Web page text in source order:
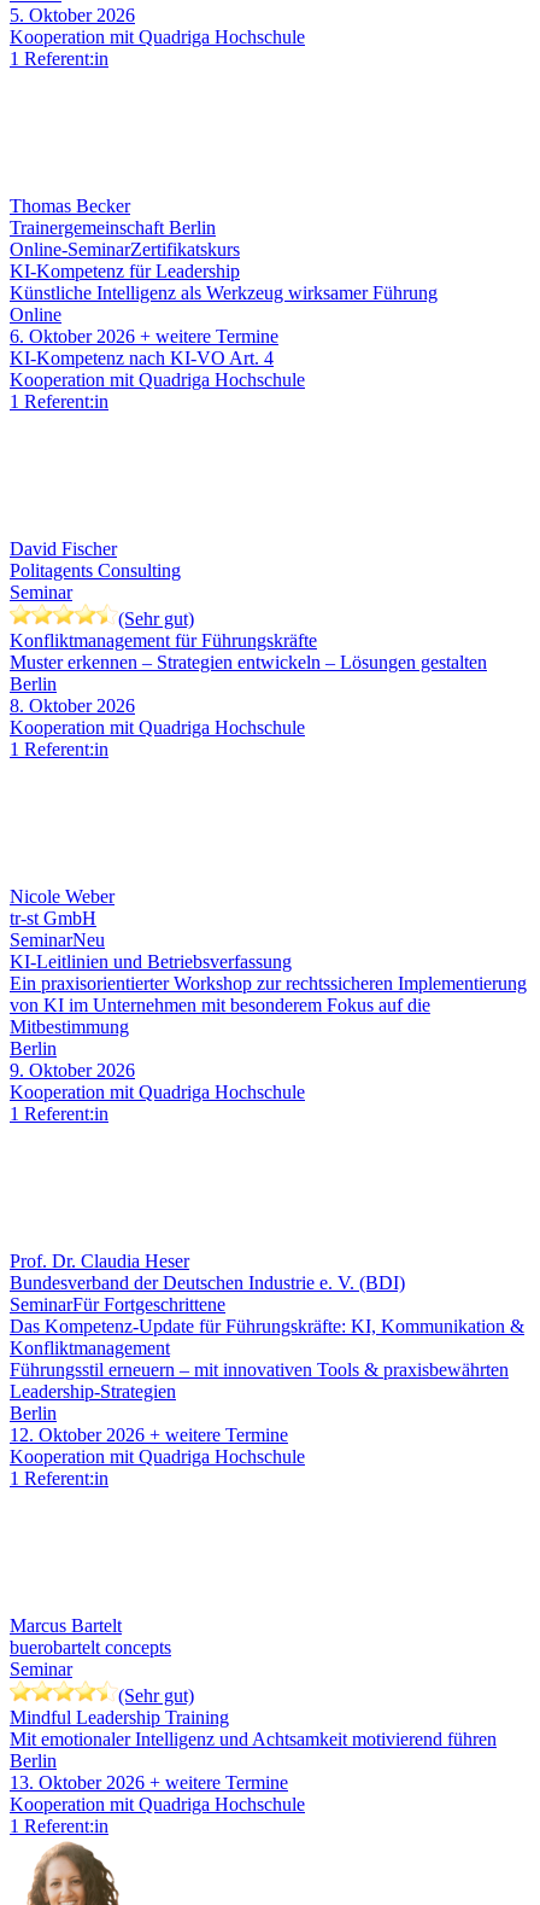
5. Oktober 2026
Kooperation mit Quadriga Hochschule
1 Referent:in
Thomas Becker
Trainergemeinschaft Berlin
Online-SeminarZertifikatskurs
KI-Kompetenz für Leadership
Künstliche Intelligenz als Werkzeug wirksamer Führung
Online
6. Oktober 2026 + weitere Termine
KI-Kompetenz nach KI-VO Art. 4
Kooperation mit Quadriga Hochschule
1 Referent:in
David Fischer
Politagents Consulting
Seminar
(Sehr gut)
Konfliktmanagement für Führungskräfte
Muster erkennen – Strategien entwickeln – Lösungen gestalten
Berlin
8. Oktober 2026
Kooperation mit Quadriga Hochschule
1 Referent:in
Nicole Weber
tr-st GmbH
SeminarNeu
KI-Leitlinien und Betriebsverfassung
Ein praxisorientierter Workshop zur rechtssicheren Implementierung
von KI im Unternehmen mit besonderem Fokus auf die
Mitbestimmung
Berlin
9. Oktober 2026
Kooperation mit Quadriga Hochschule
1 Referent:in
Prof. Dr. Claudia Heser
Bundesverband der Deutschen Industrie e. V. (BDI)
SeminarFür Fortgeschrittene
Das Kompetenz-Update für Führungskräfte: KI, Kommunikation &
Konfliktmanagement
Führungsstil erneuern – mit innovativen Tools & praxisbewährten
Leadership-Strategien
Berlin
12. Oktober 2026 + weitere Termine
Kooperation mit Quadriga Hochschule
1 Referent:in
Marcus Bartelt
buerobartelt concepts
Seminar
(Sehr gut)
Mindful Leadership Training
Mit emotionaler Intelligenz und Achtsamkeit motivierend führen
Berlin
13. Oktober 2026 + weitere Termine
Kooperation mit Quadriga Hochschule
1 Referent:in